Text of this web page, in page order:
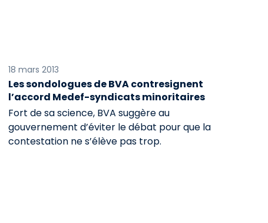
18 mars 2013
Les sondologues de BVA contresignent
l’accord Medef-syndicats minoritaires
Fort de sa science, BVA suggère au
gouvernement d’éviter le débat pour que la
contestation ne s’élève pas trop.